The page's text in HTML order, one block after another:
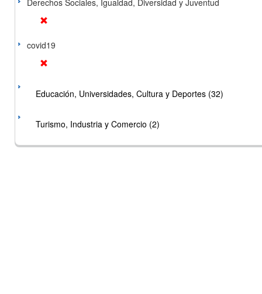
Derechos Sociales, Igualdad, Diversidad y Juventud
covid19
Educación, Universidades, Cultura y Deportes (32)
Turismo, Industria y Comercio (2)